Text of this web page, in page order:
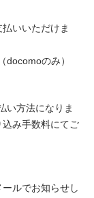
いいただけま
のみ）
い方法になりま
み手数料にてご
ルでお知らせし